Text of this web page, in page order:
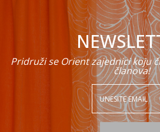
Dodaj u korpu
Pridruži se Orient zajednici koju
članova!